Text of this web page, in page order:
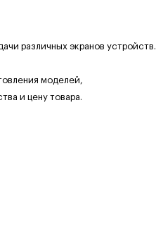
различных экранов устройств.
моделей,
и цену товара.